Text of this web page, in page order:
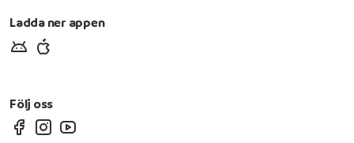
Ladda ner appen
Följ oss